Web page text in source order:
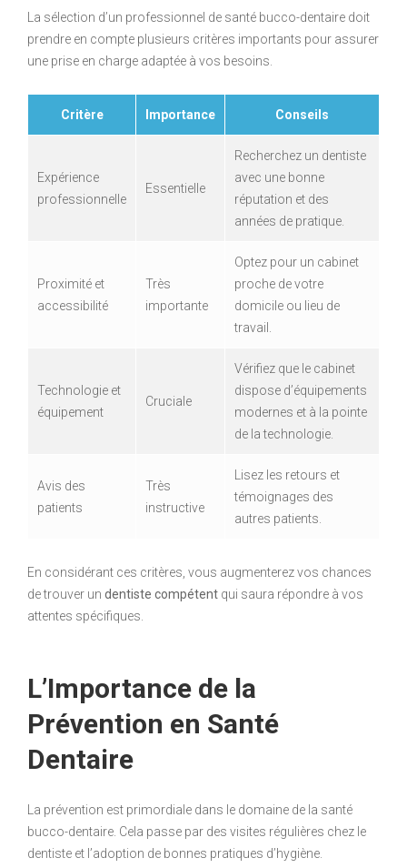
La sélection d’un professionnel de santé bucco-dentaire doit
prendre en compte plusieurs critères importants pour assurer
une prise en charge adaptée à vos besoins.
Critère Importance Conseils
Expérience
professionnelle
Essentielle
Recherchez un dentiste
avec une bonne
réputation et des
années de pratique.
Proximité et
accessibilité
Très
importante
Optez pour un cabinet
proche de votre
domicile ou lieu de
travail.
Technologie et
équipement
Cruciale
Vérifiez que le cabinet
dispose d’équipements
modernes et à la pointe
de la technologie.
Avis des
patients
Très
instructive
Lisez les retours et
témoignages des
autres patients.
En considérant ces critères, vous augmenterez vos chances
de trouver un dentiste compétent qui saura répondre à vos
attentes spécifiques.
L’Importance de la
Prévention en Santé
Dentaire
La prévention est primordiale dans le domaine de la santé
bucco-dentaire. Cela passe par des visites régulières chez le
dentiste et l’adoption de bonnes pratiques d’hygiène.